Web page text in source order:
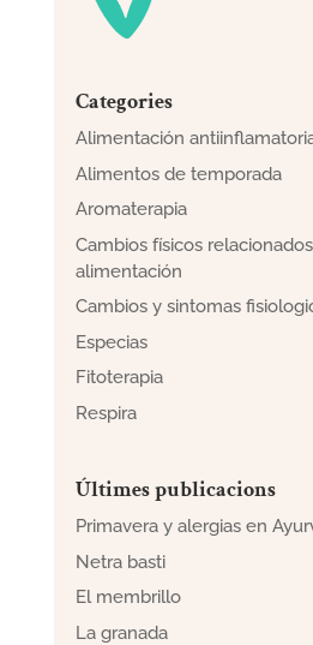
Categories
Alimentación
Alimentos de temporada
Aromaterapia
Cambios físicos
alimentación
Cambios y sintomas
Especias
Fitoterapia
Respira
Últimes publicacions
Primavera y alergias en
Netra basti
El membrillo
La granada